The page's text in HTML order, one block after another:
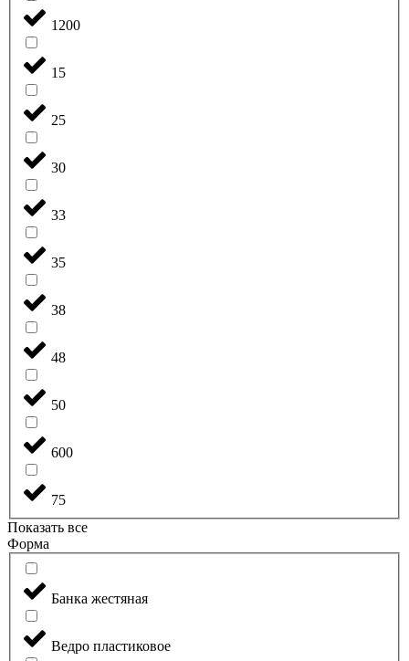
1200
15
25
30
33
35
38
48
50
600
75
Показать все
Форма
Банка жестяная
Ведро пластиковое